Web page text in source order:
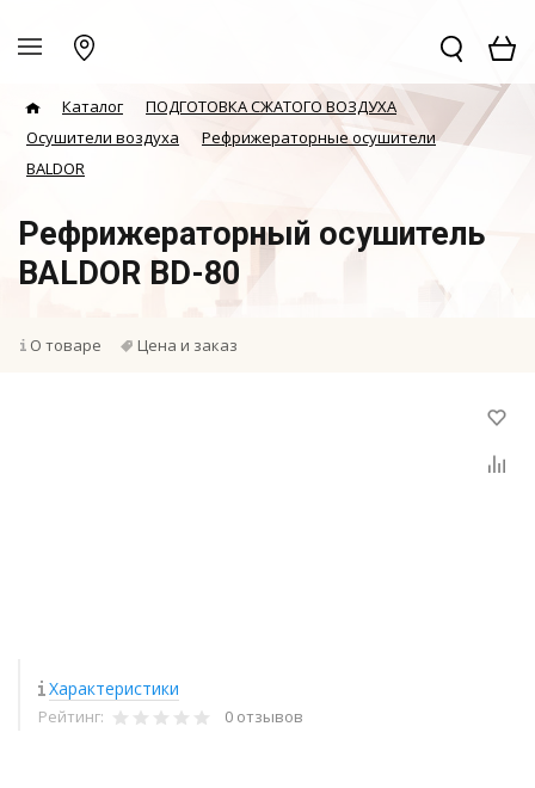
Каталог
ПОДГОТОВКА СЖАТОГО ВОЗДУХА
Осушители воздуха
Рефрижераторные осушители
BALDOR
Рефрижераторный осушитель
BALDOR BD-80
О товаре Цена и заказ
Характеристики
Рейтинг: 0 отзывов